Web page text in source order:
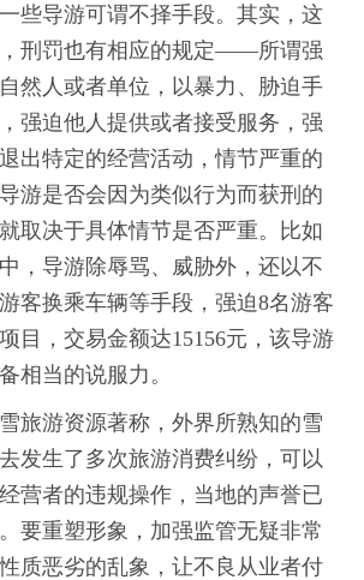
些导游可谓不择手段。其实，这
刑罚也有相应的规定——所谓强
然人或者单位，以暴力、胁迫手
强迫他人提供或者接受服务，强
出特定的经营活动，情节严重的
游是否会因为类似行为而获刑的
取决于具体情节是否严重。比如
，导游除辱骂、威胁外，还以不
客换乘车辆等手段，强迫8名游客
目，交易金额达15156元，该导游
相当的说服力。
游资源著称，外界所熟知的雪
发生了多次旅游消费纠纷，可以
营者的违规操作，当地的声誉已
要重塑形象，加强监管无疑非常
质恶劣的乱象，让不良从业者付